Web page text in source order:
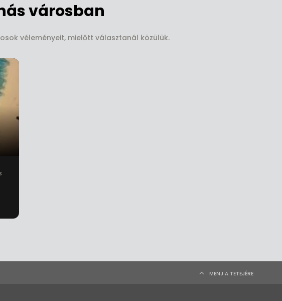
városban
véleményeit, mielőtt választanál közülük.
MENJ A TETEJÉRE